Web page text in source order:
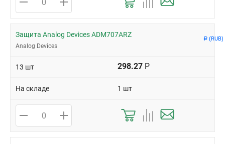
Р (RUB)
Защита Analog Devices ADM707ARZ
Analog Devices
13 шт 298.27 Р
На складе 1 шт